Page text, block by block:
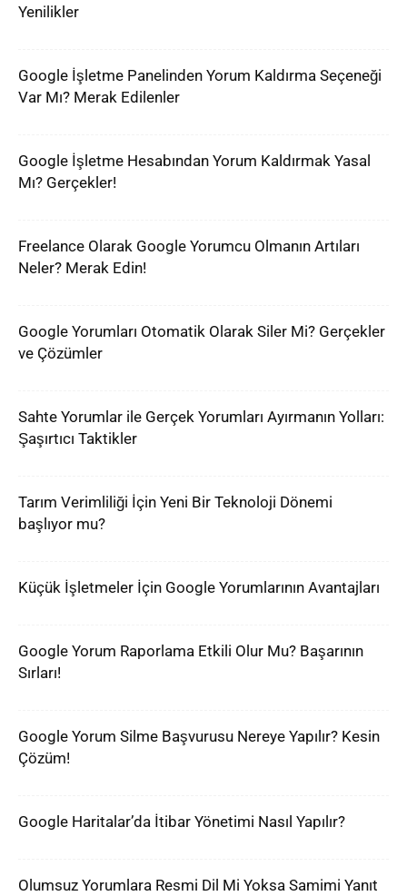
Yenilikler
Google İşletme Panelinden Yorum Kaldırma Seçeneği
Var Mı? Merak Edilenler
Google İşletme Hesabından Yorum Kaldırmak Yasal
Mı? Gerçekler!
Freelance Olarak Google Yorumcu Olmanın Artıları
Neler? Merak Edin!
Google Yorumları Otomatik Olarak Siler Mi? Gerçekler
ve Çözümler
Sahte Yorumlar ile Gerçek Yorumları Ayırmanın Yolları:
Şaşırtıcı Taktikler
Tarım Verimliliği İçin Yeni Bir Teknoloji Dönemi
başlıyor mu?
Küçük İşletmeler İçin Google Yorumlarının Avantajları
Google Yorum Raporlama Etkili Olur Mu? Başarının
Sırları!
Google Yorum Silme Başvurusu Nereye Yapılır? Kesin
Çözüm!
Google Haritalar’da İtibar Yönetimi Nasıl Yapılır?
Olumsuz Yorumlara Resmi Dil Mi Yoksa Samimi Yanıt